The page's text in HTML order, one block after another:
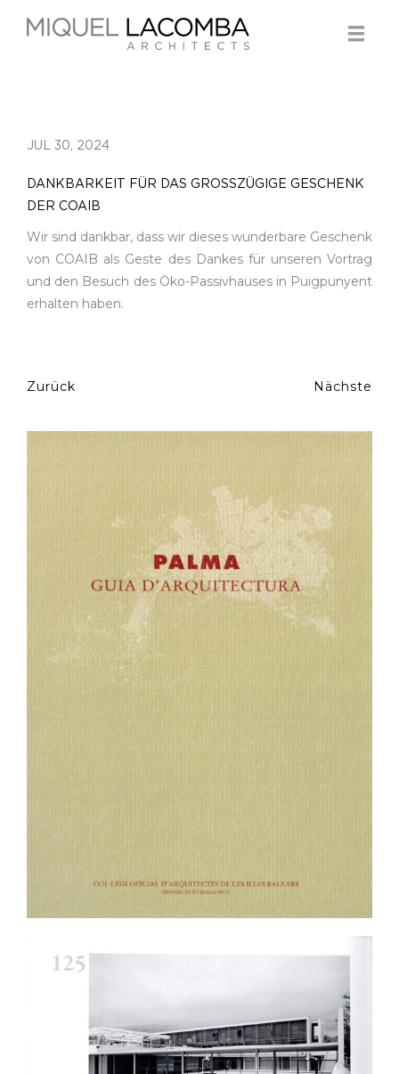
JUL 30, 2024
DANKBARKEIT FÜR DAS GROSSZÜGIGE GESCHENK
DER COAIB
Wir sind dankbar, dass wir dieses wunderbare Geschenk
von COAIB als Geste des Dankes für unseren Vortrag
und den Besuch des Öko-Passivhauses in Puigpunyent
erhalten haben.
Zurück Nächste